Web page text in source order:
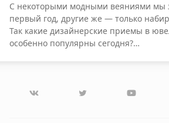
С некоторыми модными веяниями мы
первый год, другие же — только
Так какие дизайнерские приемы в
особенно популярны сегодня?…